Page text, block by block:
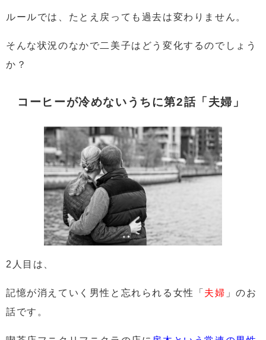
ルールでは、たとえ戻っても過去は変わりません。
そんな状況のなかで二美子はどう変化するのでしょう
か？
コーヒーが冷めないうちに第2話「夫婦」
2人目は、
記憶が消えていく男性と忘れられる女性 「 夫婦 」のお
話です。